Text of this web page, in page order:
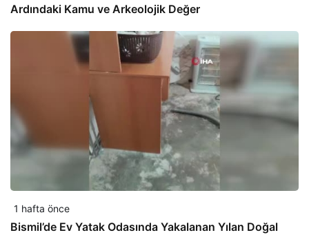
Ardındaki Kamu ve Arkeolojik Değer
1 hafta önce
Bismil’de Ev Yatak Odasında Yakalanan Yılan Doğal